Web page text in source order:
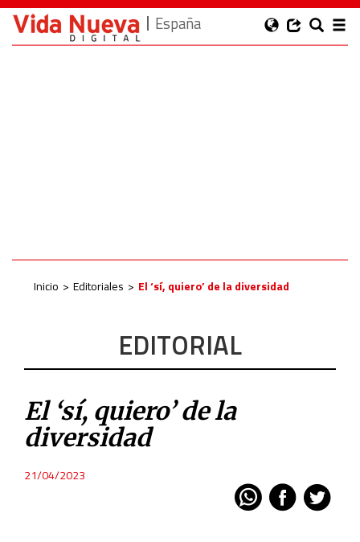
España
Inicio Editoriales El ‘sí, quiero’ de la diversidad
EDITORIAL
El ‘sí, quiero’ de la
diversidad
21/04/2023